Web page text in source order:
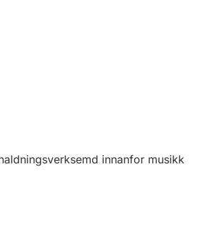
innanfor musikk